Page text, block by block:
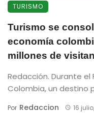
TURISMO
Turismo se
economía
millones de
Redacción. Durante el
Colombia, un destino
Por Redaccion 16